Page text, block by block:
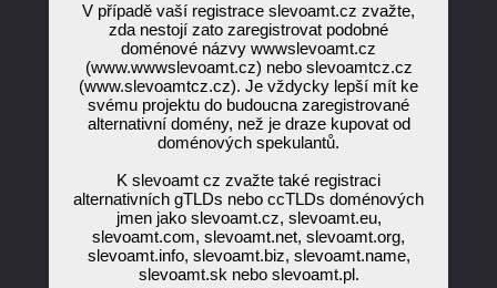
V případě vaší registrace slevoamt.cz zvažte,
zda nestojí zato zaregistrovat podobné
doménové názvy wwwslevoamt.cz
(www.wwwslevoamt.cz) nebo slevoamtcz.cz
(www.slevoamtcz.cz). Je vždycky lepší mít ke
svému projektu do budoucna zaregistrované
alternativní domény, než je draze kupovat od
doménových spekulantů.
K slevoamt cz zvažte také registraci
alternativních gTLDs nebo ccTLDs doménových
jmen jako slevoamt.cz, slevoamt.eu,
slevoamt.com, slevoamt.net, slevoamt.org,
slevoamt.info, slevoamt.biz, slevoamt.name,
slevoamt.sk nebo slevoamt.pl.